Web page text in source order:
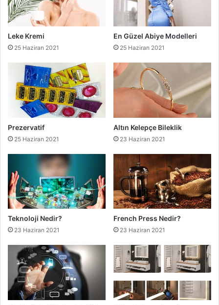
Leke Kremi
25 Haziran 2021
En Güzel Abiye Modelleri
25 Haziran 2021
Prezervatif
25 Haziran 2021
Altın Kelepçe Bileklik
23 Haziran 2021
Teknoloji Nedir?
23 Haziran 2021
French Press Nedir?
23 Haziran 2021